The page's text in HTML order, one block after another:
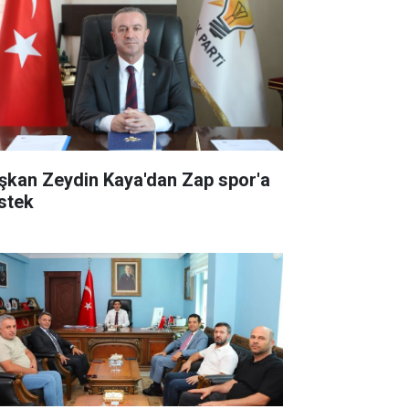
Zeydin Kaya'dan Zap spor'a